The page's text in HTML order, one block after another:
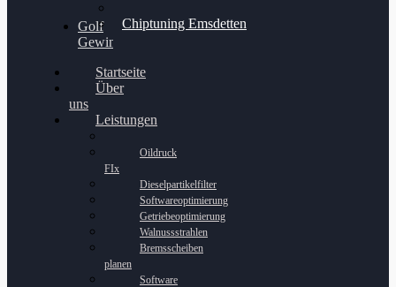
Chiptuning Emsdetten
Golf
Gewinnspiel
Startseite
Über
uns
Leistungen
Oildruck
FIx
Dieselpartikelfilter
Softwareoptimierung
Getriebeoptimierung
Walnussstrahlen
Bremsscheiben
planen
Software